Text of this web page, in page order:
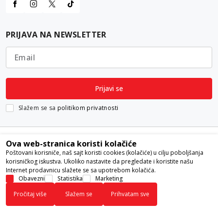
PRIJAVA NA NEWSLETTER
Email
Prijavi se
Slažem se sa politikom privatnosti
Nastojimo da budemo što precizniji u opisu proizvoda, prikazu slika i
samih cena, ali ne možemo garantovati da su sve informacije kompletne i
bez grešaka. Svi artikli prikazani na sajtu su deo naše ponude i ne
podrazumeva da su dostupni u svakom trenutku.
Ova web-stranica koristi kolačiće
Poštovani korisniče, naš sajt koristi cookies (kolačiće) u cilju poboljšanja
korisničkog iskustva. Ukoliko nastavite da pregledate i koristite našu
Internet prodavnicu slažete se sa upotrebom kolačića.
Obavezni
Statistika
Marketing
Pročitaj više
Slažem se Prihvatam sve